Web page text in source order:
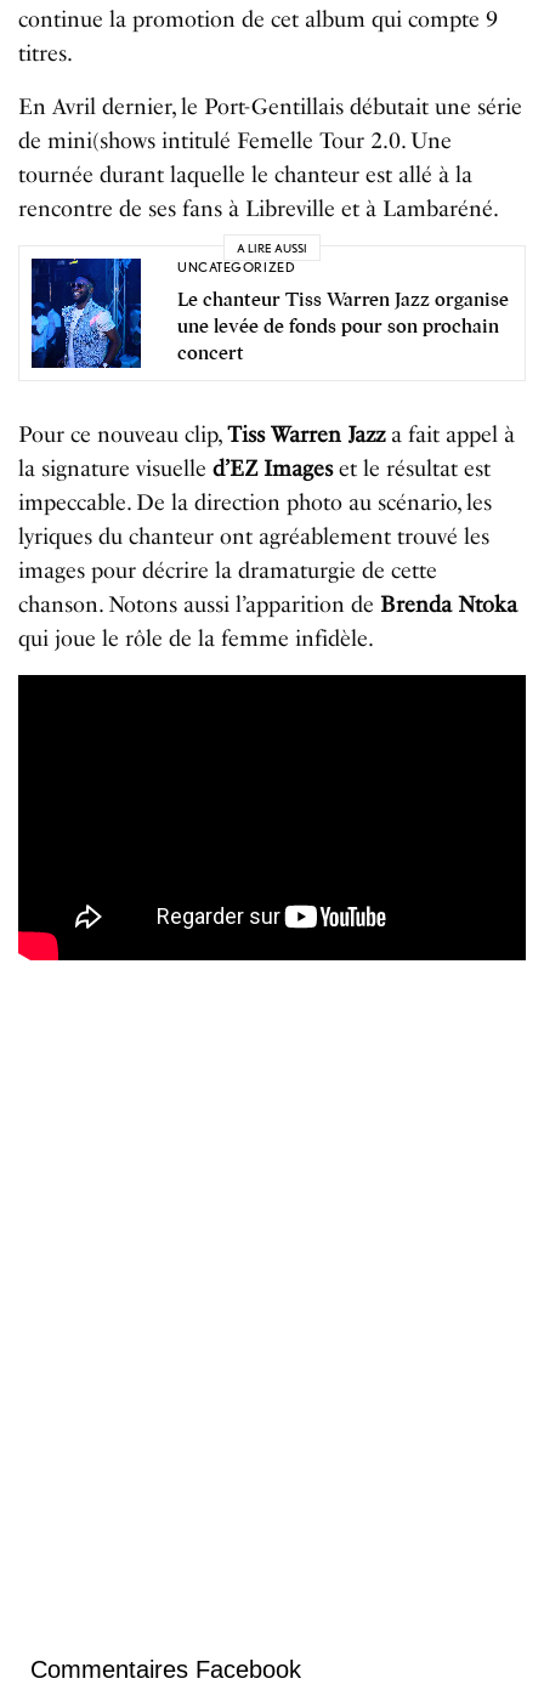
continue la promotion de cet album qui compte 9
titres.
En Avril dernier, le Port-Gentillais débutait une série
de mini(shows intitulé Femelle Tour 2.0. Une
tournée durant laquelle le chanteur est allé à la
rencontre de ses fans à Libreville et à Lambaréné.
A LIRE AUSSI
UNCATEGORIZED
Le chanteur Tiss Warren Jazz organise
une levée de fonds pour son prochain
concert
Pour ce nouveau clip,Tiss Warren Jazza fait appel à
la signature visuelled’EZ Imageset le résultat est
impeccable. De la direction photo au scénario, les
lyriques du chanteur ont agréablement trouvé les
images pour décrire la dramaturgie de cette
chanson. Notons aussi l’apparition de Brenda Ntoka
qui joue le rôle de la femme infidèle.
Commentaires Facebook